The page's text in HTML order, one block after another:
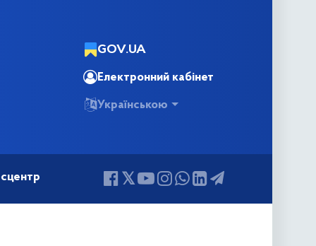
GOV.UA
Електронний кабінет
Українською